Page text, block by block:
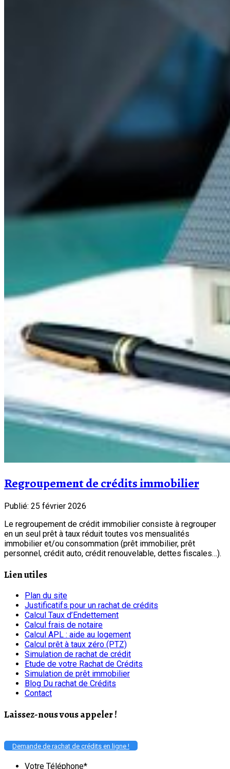
Regroupement de crédits immobilier
Publié: 25 février 2026
Le regroupement de crédit immobilier consiste à regrouper
en un seul prêt à taux réduit toutes vos mensualités
immobilier et/ou consommation (prêt immobilier, prêt
personnel, crédit auto, crédit renouvelable, dettes fiscales…).
Lien utiles
Plan du site
Justificatifs pour un rachat de crédits
Calcul Taux d’Endettement
Calcul frais de notaire
Calcul APL : aide au logement
Calcul prêt à taux zéro (PTZ)
Simulation de rachat de crédit
Etude de votre Rachat de Crédits
Simulation de prêt immobilier
Blog Du rachat de Crédits
Contact
Laissez-nous vous appeler !
Demande de rachat de crédits en ligne !
Votre Téléphone*